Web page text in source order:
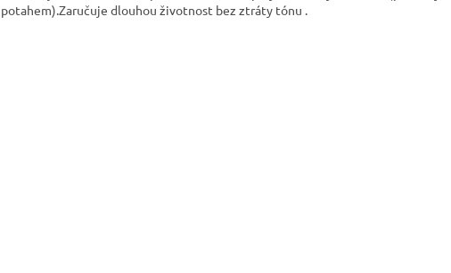
potahem).Zaručuje dlouhou životnost bez ztráty tónu .